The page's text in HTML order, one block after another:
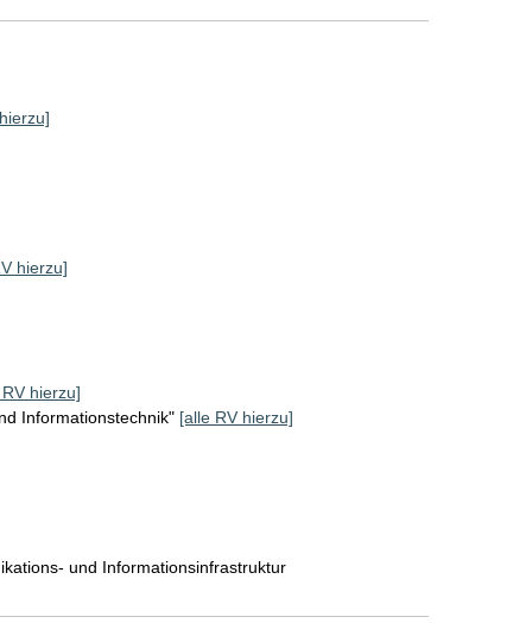
hierzu]
hierzu]
Informationstechnik" [alle RV hierzu]
und Informationsinfrastruktur